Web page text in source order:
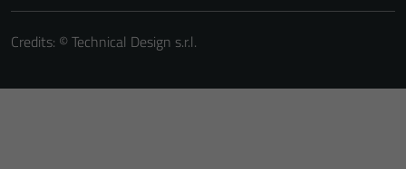
Credits: ©Technical Design s.r.l.